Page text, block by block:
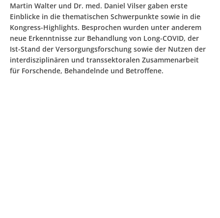
Martin Walter und Dr. med. Daniel Vilser gaben erste
Einblicke in die thematischen Schwerpunkte sowie in die
Kongress-Highlights. Besprochen wurden unter anderem
neue Erkenntnisse zur Behandlung von Long-COVID, der
Ist-Stand der Versorgungsforschung sowie der Nutzen der
interdisziplinären und transsektoralen Zusammenarbeit
für Forschende, Behandelnde und Betroffene.